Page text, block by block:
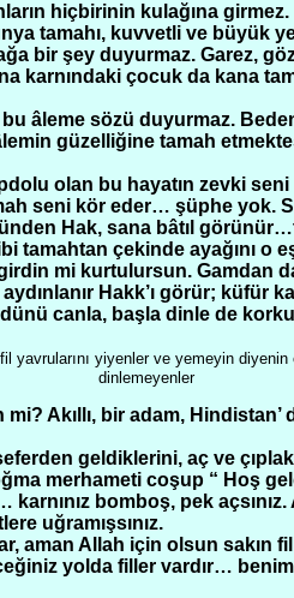
hiçbirinin kulağına girmez.
tamahı, kuvvetli ve büyük
bir şey duyurmaz. Garez,
karnındaki çocuk da kana
âleme sözü duyurmaz.
güzelliğine tamah
olan bu hayatın zevki
seni kör eder… şüphe yok.
Hak, sana bâtıl
tamahtan çekinde ayağını o
mi kurtulursun. Gamdan
Hakk’ı görür; küfür
canla, başla dinle de
fil yavrularını yiyenler ve yemeyin diyenin
dinlemeyenler
mi? Akıllı, bir adam,
geldiklerini, aç ve
merhameti coşup “ Hoş
karnınız bomboş, pek
uğramışsınız.
aman Allah için olsun sakın
yolda filler vardır…